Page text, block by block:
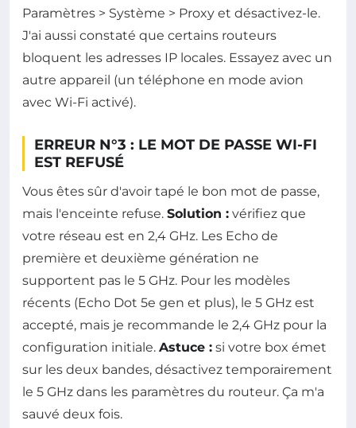
Paramètres > Système > Proxy et désactivez-le.
J'ai aussi constaté que certains routeurs
bloquent les adresses IP locales. Essayez avec un
autre appareil (un téléphone en mode avion
avec Wi-Fi activé).
ERREUR N°3 : LE MOT DE PASSE WI-FI
EST REFUSÉ
Vous êtes sûr d'avoir tapé le bon mot de passe,
mais l'enceinte refuse. Solution : vérifiez que
votre réseau est en 2,4 GHz. Les Echo de
première et deuxième génération ne
supportent pas le 5 GHz. Pour les modèles
récents (Echo Dot 5e gen et plus), le 5 GHz est
accepté, mais je recommande le 2,4 GHz pour la
configuration initiale. Astuce : si votre box émet
sur les deux bandes, désactivez temporairement
le 5 GHz dans les paramètres du routeur. Ça m'a
sauvé deux fois.